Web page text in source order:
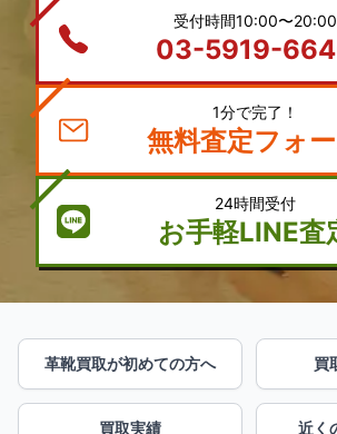
受付時間10:00〜20:00
03-5919-
1分で完了！
無料査定フォ
24時間受付
お手軽LINE査
革靴買取が初めての方へ 買
買取実績 近く